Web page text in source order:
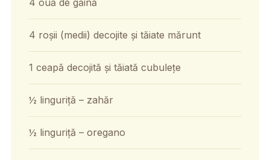
4 ouă de găină
4 roșii (medii) decojite și tăiate mărunt
1 ceapă decojită și tăiată cubulețe
½ linguriță – zahăr
½ linguriță – oregano